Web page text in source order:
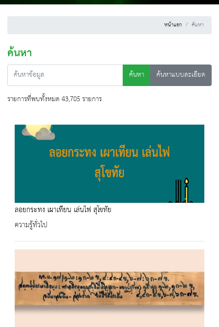
หน้าแรก ค้นหา
ค้นหา
ค้นหา
ค้นหาแบบละเอียด
รายการที่พบทั้งหมด 43,705 รายการ
ลอยกระทง เผาเทียน เล่นไฟ สุโขทัย
ความรู้ทั่วไป